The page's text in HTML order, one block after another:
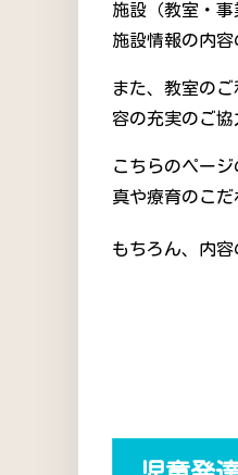
施設（教室・
施設情報の内
また、教室の
容の充実のご
こちらのペー
真や療育のこ
もちろん、内容